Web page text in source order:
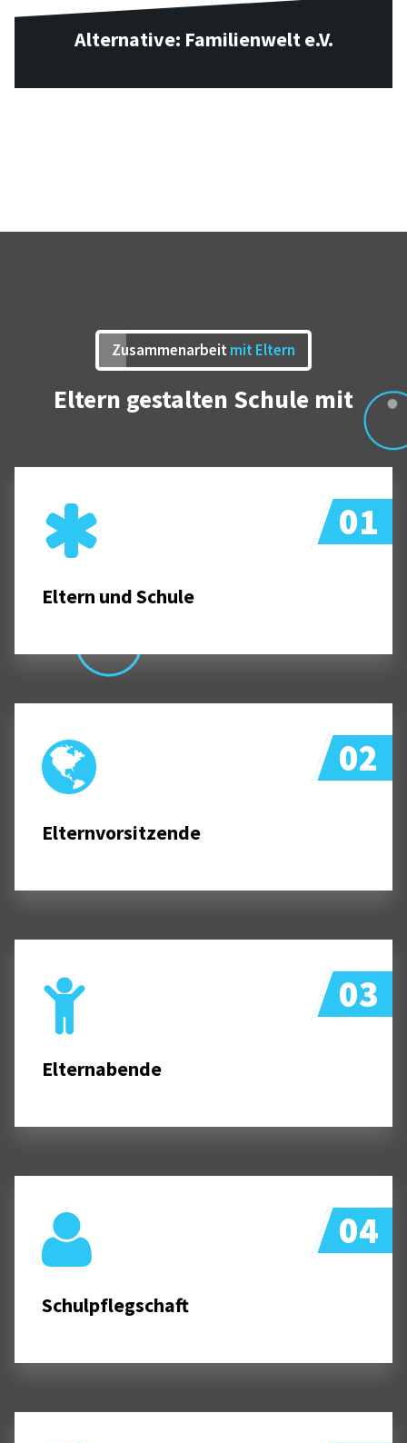
Alternative: Familienwelt e.V.
Zusammenarbeit mit Eltern
Eltern gestalten Schule mit
Eltern und Schule
01
Elternvorsitzende
02
Elternabende
03
Schulpflegschaft
04